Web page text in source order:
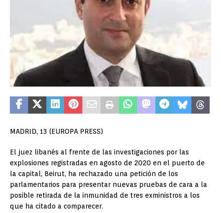
MADRID, 13 (EUROPA PRESS)
El juez libanés al frente de las investigaciones por las
explosiones registradas en agosto de 2020 en el puerto de
la capital, Beirut, ha rechazado una petición de los
parlamentarios para presentar nuevas pruebas de cara a la
posible retirada de la inmunidad de tres exministros a los
que ha citado a comparecer.